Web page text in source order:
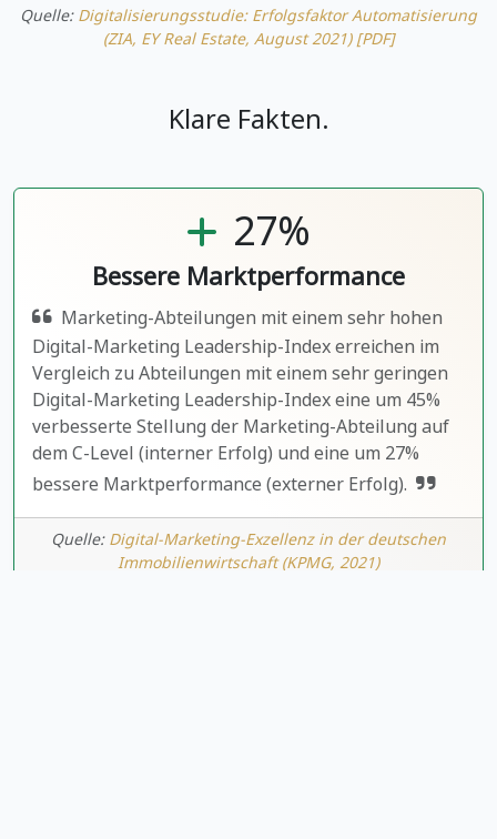
Quelle: Digitalisierungsstudie: Erfolgsfaktor Automatisierung
(ZIA, EY Real Estate, August 2021) [PDF]
Klare Fakten.
27%
Bessere Markt­performance
Marketing-Abteilungen mit einem sehr hohen
Digital-Marketing Leadership-Index erreichen im
Vergleich zu Abteilungen mit einem sehr geringen
Digital-Marketing Leadership-Index eine um 45%
verbesserte Stellung der Marketing-Abteilung auf
dem C-Level (interner Erfolg) und eine um 27%
bessere Marktperformance (externer Erfolg).
Quelle: Digital-Marketing-Exzellenz in der deutschen
Immobilienwirtschaft (KPMG, 2021)